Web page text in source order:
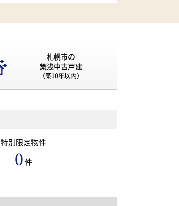
札幌市の
築浅中古戸建
（築10年以内）
特別限定物件
0件